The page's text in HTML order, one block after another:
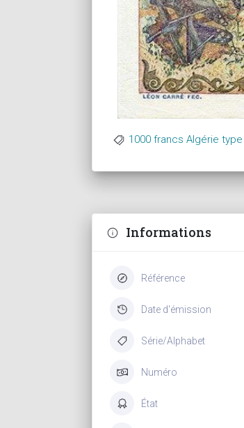
1000 francs Algérie
Informations
Référence
Date d'émission
Série/Alphabet
Numéro
État